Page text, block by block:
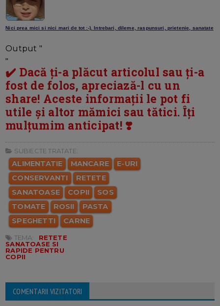
Nici prea mici si nici mari de tot :-). Intrebari, dileme, raspunsuri, prietenie, sanatate
Output "
"
✔️ Dacă ți-a plăcut articolul sau ți-a
fost de folos, apreciază-l cu un
share! Aceste informații le pot fi
utile și altor mămici sau tătici. Îți
mulțumim anticipat! ❣️
SUBIECTE TRATATE:
ALIMENTATIE MANCARE
E-URI
CONSERVANTI
RETETE
SANATOASE
COPII
SOS
TOMATE
ROSII
PASTA
SPEGHETTI
CARNE
TEMA:
RETETE
SANATOASE SI
RAPIDE PENTRU
COPII
COMENTARII VIZITATORI